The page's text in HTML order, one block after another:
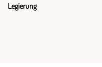
Legierung